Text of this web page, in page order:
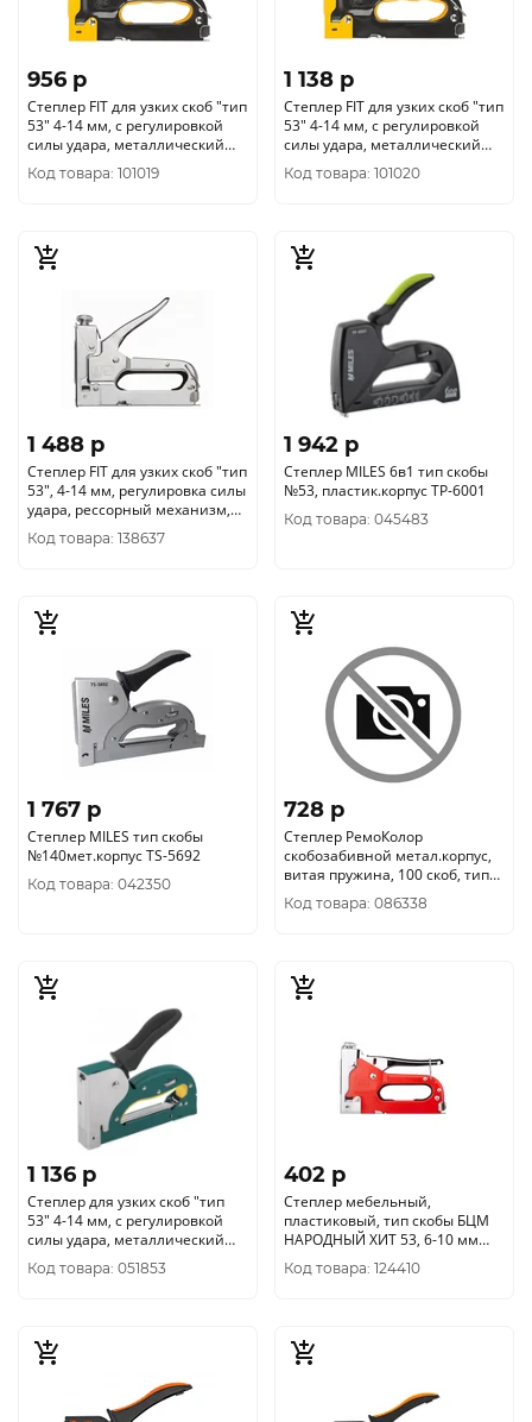
956 p
Степлер FIT для узких скоб "тип
53" 4-14 мм, с регулировкой
силы удара, металлический
корпус 32114
Код товара: 101019
1 138 p
Степлер FIT для узких скоб "тип
53" 4-14 мм, с регулировкой
силы удара, металлический
корпус 32145
Код товара: 101020
1 488 p
Степлер FIT для узких скоб "тип
53", 4-14 мм, регулировка силы
удара, рессорный механизм,
31122
Код товара: 138637
1 942 p
Степлер MILES 6в1 тип скобы
№53, пластик.корпус ТР-6001
Код товара: 045483
1 767 p
Степлер MILES тип скобы
№140мет.корпус TS-5692
Код товара: 042350
728 p
Степлер РемоКолор
скобозабивной метал.корпус,
витая пружина, 100 скоб, тип
скобы 53, 4-14 мм, 25-0-011
Код товара: 086338
1 136 p
Степлер для узких скоб "тип
53" 4-14 мм, с регулировкой
силы удара, металлический
корпус
Код товара: 051853
402 p
Степлер мебельный,
пластиковый, тип скобы БЦМ
НАРОДНЫЙ ХИТ 53, 6-10 мм
2334
Код товара: 124410